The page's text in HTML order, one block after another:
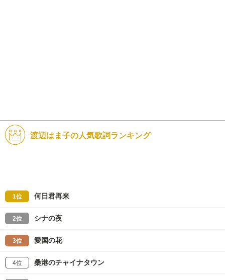
渡辺はま子の人気歌詞ランキング
1位 何日君再来
2位 シナの夜
3位 愛国の花
4位 桑港のチャイナタウン